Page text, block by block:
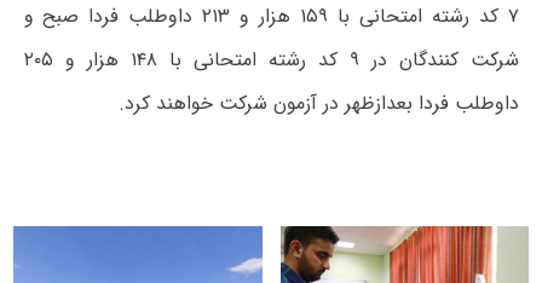
۷ کد رشته امتحانی با ۱۵۹ هزار و ۲۱۳ داوطلب فردا صبح و
شرکت کنندگان در ۹ کد رشته امتحانی با ۱۴۸ هزار و ۲۰۵
داوطلب فردا بعدازظهر در آزمون شرکت خواهند کرد.